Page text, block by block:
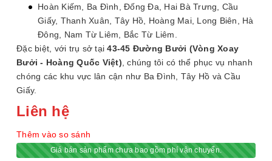
Hoàn Kiếm, Ba Đình, Đống Đa, Hai Bà Trưng, Cầu
Giấy, Thanh Xuân, Tây Hồ, Hoàng Mai, Long Biên, Hà
Đông, Nam Từ Liêm, Bắc Từ Liêm.
Đặc biệt, với trụ sở tại43-45 Đường Bưởi (Vòng Xoay
Bưởi - Hoàng Quốc Việt) , chúng tôi có thể phục vụ nhanh
chóng các khu vực lân cận như Ba Đình, Tây Hồ và Cầu
Giấy.
Liên hệ
Thêm vào so sánh
Giá bán sản phẩm chưa bao gồm phí vận chuyển.